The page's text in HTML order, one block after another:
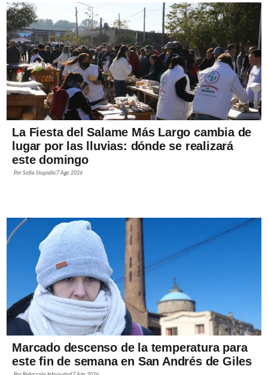
La Fiesta del Salame Más Largo cambia de
lugar por las lluvias: dónde se realizará
este domingo
PorSofía Stupiello 7 Ago 2026
Marcado descenso de la temperatura para
este fin de semana en San Andrés de Giles